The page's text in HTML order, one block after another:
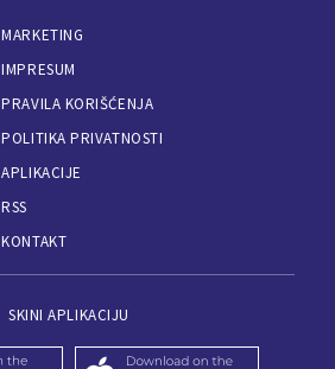
MARKETING
IMPRESUM
PRAVILA KORIŠĆENJA
POLITIKA PRIVATNOSTI
APLIKACIJE
RSS
KONTAKT
SKINI APLIKACIJU